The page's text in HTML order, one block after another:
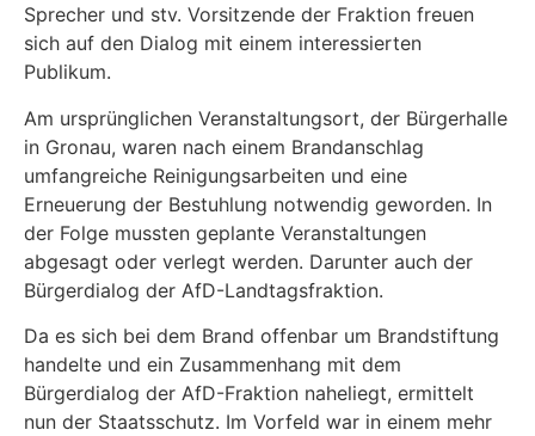
Sprecher und stv. Vorsitzende der Fraktion freuen
sich auf den Dialog mit einem interessierten
Publikum.
Am ursprünglichen Veranstaltungsort, der Bürgerhalle
in Gronau, waren nach einem Brandanschlag
umfangreiche Reinigungsarbeiten und eine
Erneuerung der Bestuhlung notwendig geworden. In
der Folge mussten geplante Veranstaltungen
abgesagt oder verlegt werden. Darunter auch der
Bürgerdialog der AfD-Landtagsfraktion.
Da es sich bei dem Brand offenbar um Brandstiftung
handelte und ein Zusammenhang mit dem
Bürgerdialog der AfD-Fraktion naheliegt, ermittelt
nun der Staatsschutz. Im Vorfeld war in einem mehr